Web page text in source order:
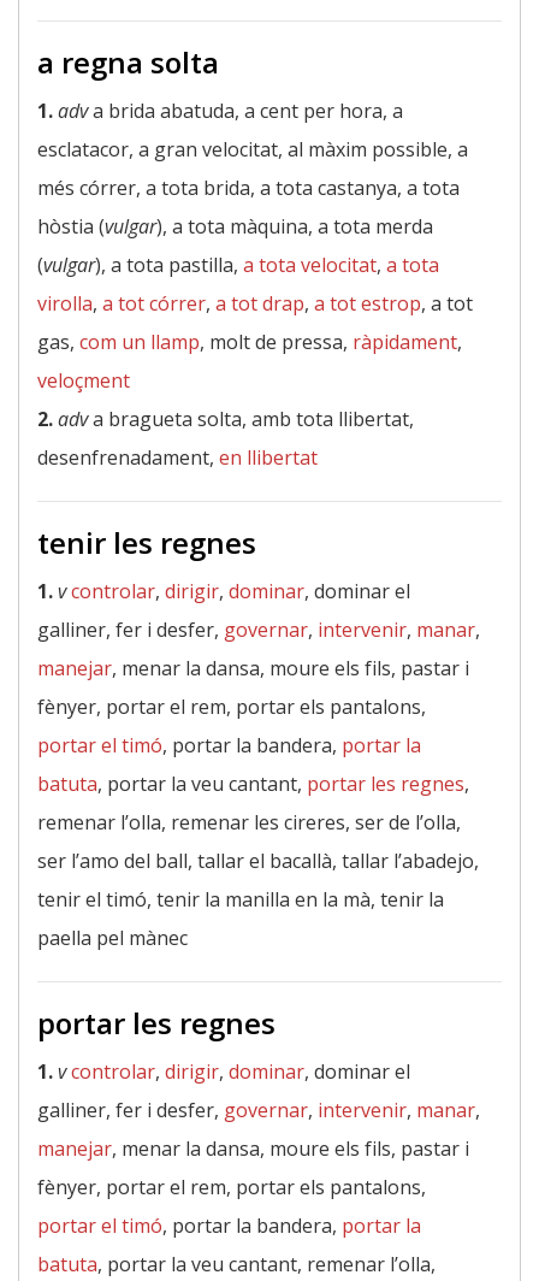
a regna solta
1.adva brida abatuda, a cent per hora, a
esclatacor, a gran velocitat, al màxim possible, a
més córrer, a tota brida, a tota castanya, a tota
hòstia (vulgar), a tota màquina, a tota merda
(vulgar), a tota pastilla, a tota velocitat, a tota
virolla, a tot córrer, a tot drap, a tot estrop, a tot
gas, com un llamp, molt de pressa, ràpidament,
veloçment
2.adva bragueta solta, amb tota llibertat,
desenfrenadament, en llibertat
tenir les regnes
1.vcontrolar, dirigir, dominar, dominar el
galliner, fer i desfer, governar, intervenir, manar,
manejar, menar la dansa, moure els fils, pastar i
fènyer, portar el rem, portar els pantalons,
portar el timó, portar la bandera, portar la
batuta, portar la veu cantant, portar les regnes,
remenar l’olla, remenar les cireres, ser de l’olla,
ser l’amo del ball, tallar el bacallà, tallar l’abadejo,
tenir el timó, tenir la manilla en la mà, tenir la
paella pel mànec
portar les regnes
1.vcontrolar, dirigir, dominar, dominar el
galliner, fer i desfer, governar, intervenir, manar,
manejar, menar la dansa, moure els fils, pastar i
fènyer, portar el rem, portar els pantalons,
portar el timó, portar la bandera, portar la
batuta, portar la veu cantant, remenar l’olla,